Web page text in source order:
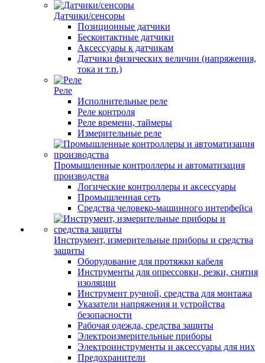
Датчики/сенсоры
Позиционные датчики
Бесконтактные датчики
Аксессуары к датчикам
Датчики физических величин (напряжения,
тока и т.п.)
Реле
Исполнительные реле
Реле контроля
Реле времени, таймеры
Измерительные реле
Промышленные контроллеры и автоматизация
производства
Логические контроллеры и аксессуары
Промышленная сеть
Средства человеко-машинного интерфейса
Инструмент, измерительные приборы и средства
защиты
Оборудование для протяжки кабеля
Инструменты для опрессовки, резки, снятия
изоляции
Инструмент ручной, средства для монтажа
Указатели напряжения и устройства
безопасности
Рабочая одежда, средства защиты
Электроизмерительные приборы
Электроинструменты и аксессуары для них
Предохранители